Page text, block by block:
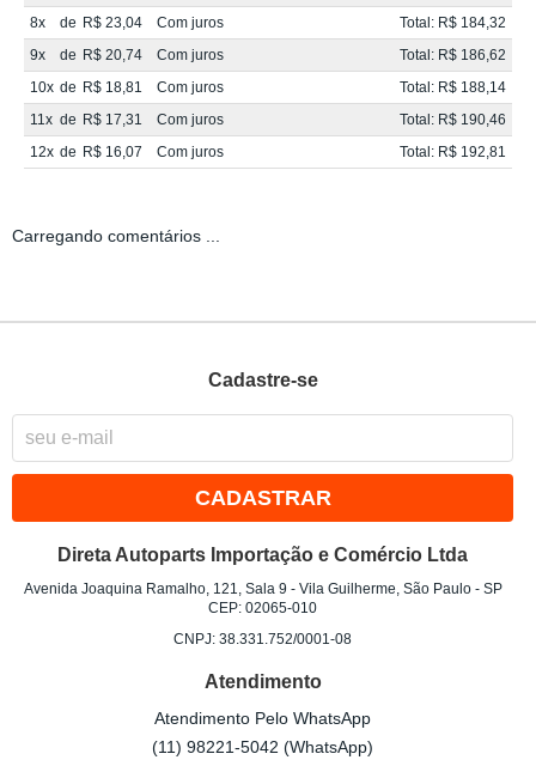
8x
de R$ 23,04 Com juros
Total: R$ 184,32
9x
de R$ 20,74 Com juros
Total: R$ 186,62
10x de R$ 18,81 Com juros
Total: R$ 188,14
11x de R$ 17,31 Com juros
Total: R$ 190,46
12x de R$ 16,07 Com juros Total: R$ 192,81
Carregando comentários ...
Cadastre-se
CADASTRAR
Direta Autoparts Importação e Comércio Ltda
Avenida Joaquina Ramalho, 121, Sala 9 - Vila Guilherme, São Paulo- SP
CEP: 02065-010
CNPJ: 38.331.752/0001-08
Atendimento
Atendimento Pelo WhatsApp
(11) 98221-5042(WhatsApp)